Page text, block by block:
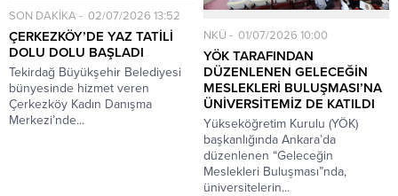
SON DAKİKA 02/07/2026 13:52
ÇERKEZKÖY’DE YAZ TATİLİ
DOLU DOLU BAŞLADI
Tekirdağ Büyükşehir Belediyesi
bünyesinde hizmet veren
Çerkezköy Kadın Danışma
Merkezi’nde...
NKÜ 01/07/2026 10:00
YÖK TARAFINDAN
DÜZENLENEN GELECEĞİN
MESLEKLERİ BULUŞMASI’NA
ÜNİVERSİTEMİZ DE KATILDI
Yükseköğretim Kurulu (YÖK)
başkanlığında Ankara’da
düzenlenen “Geleceğin
Meslekleri Buluşması”nda,
üniversitelerin...